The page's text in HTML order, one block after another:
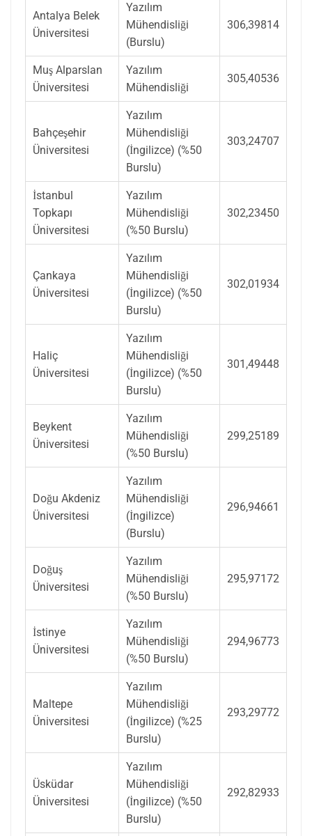
Antalya Belek
Üniversitesi
Yazılım
Mühendisliği
(Burslu)
306,39814
Muş Alparslan
Üniversitesi
Yazılım
Mühendisliği
305,40536
Bahçeşehir
Üniversitesi
Yazılım
Mühendisliği
(İngilizce) (%50
Burslu)
303,24707
İstanbul
Topkapı
Üniversitesi
Yazılım
Mühendisliği
(%50 Burslu)
302,23450
Çankaya
Üniversitesi
Yazılım
Mühendisliği
(İngilizce) (%50
Burslu)
302,01934
Haliç
Üniversitesi
Yazılım
Mühendisliği
(İngilizce) (%50
Burslu)
301,49448
Beykent
Üniversitesi
Yazılım
Mühendisliği
(%50 Burslu)
299,25189
Doğu Akdeniz
Üniversitesi
Yazılım
Mühendisliği
(İngilizce)
(Burslu)
296,94661
Doğuş
Üniversitesi
Yazılım
Mühendisliği
(%50 Burslu)
295,97172
İstinye
Üniversitesi
Yazılım
Mühendisliği
(%50 Burslu)
294,96773
Maltepe
Üniversitesi
Yazılım
Mühendisliği
(İngilizce) (%25
Burslu)
293,29772
Üsküdar
Üniversitesi
Yazılım
Mühendisliği
(İngilizce) (%50
Burslu)
292,82933